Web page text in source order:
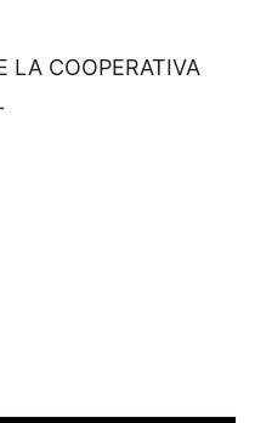
LA COOPERATIVA